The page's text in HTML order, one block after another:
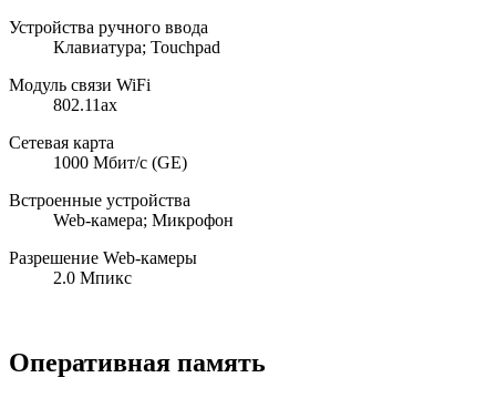
Устройства ручного ввода
Клавиатура; Touchpad
Модуль связи WiFi
802.11ax
Сетевая карта
1000 Мбит/с (GE)
Встроенные устройства
Web-камера; Микрофон
Разрешение Web-камеры
2.0 Мпикс
Оперативная память